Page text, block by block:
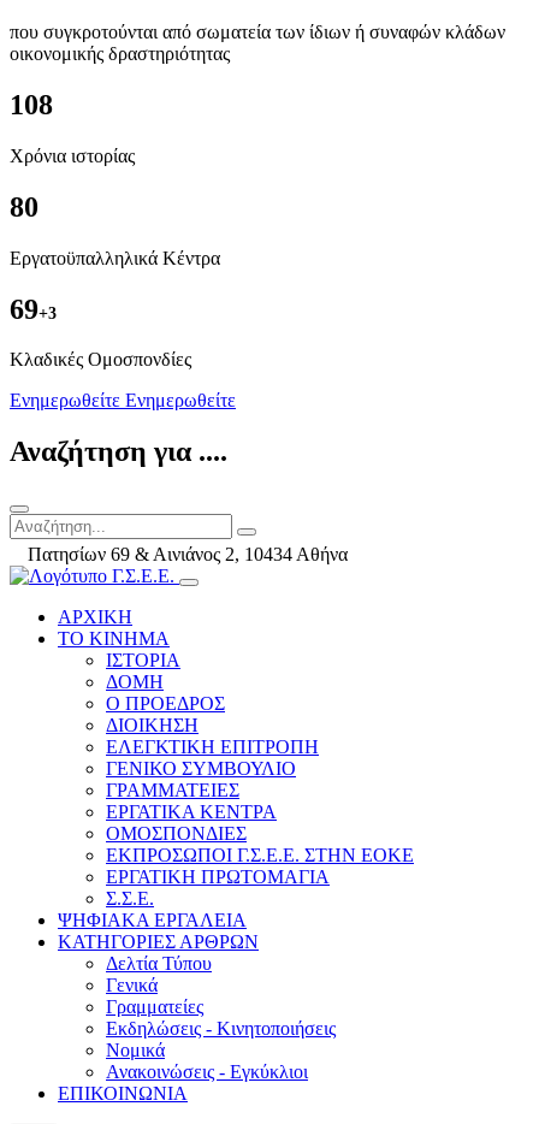
που συγκροτούνται από σωματεία των ίδιων ή συναφών κλάδων
οικονομικής δραστηριότητας
108
Χρόνια ιστορίας
80
Εργατοϋπαλληλικά Κέντρα
69+3
Kλαδικές Ομοσπονδίες
Ενημερωθείτε Ενημερωθείτε
Αναζήτηση για ....
Πατησίων 69 & Αινιάνος 2, 10434 Αθήνα
ΑΡΧΙΚΗ
ΤΟ ΚΙΝΗΜΑ
ΙΣΤΟΡΙΑ
ΔΟΜΗ
Ο ΠΡΟΕΔΡΟΣ
ΔΙΟΙΚΗΣΗ
ΕΛΕΓΚΤΙΚΗ ΕΠΙΤΡΟΠΗ
ΓΕΝΙΚΟ ΣΥΜΒΟΥΛΙΟ
ΓΡΑΜΜΑΤΕΙΕΣ
ΕΡΓΑΤΙΚΑ ΚΕΝΤΡΑ
ΟΜΟΣΠΟΝΔΙΕΣ
ΕΚΠΡΟΣΩΠΟΙ Γ.Σ.Ε.Ε. ΣΤΗΝ ΕΟΚΕ
ΕΡΓΑΤΙΚΗ ΠΡΩΤΟΜΑΓΙΑ
Σ.Σ.Ε.
ΨΗΦΙΑΚΑ ΕΡΓΑΛΕΙΑ
ΚΑΤΗΓΟΡΙΕΣ ΑΡΘΡΩΝ
Δελτία Τύπου
Γενικά
Γραμματείες
Εκδηλώσεις - Κινητοποιήσεις
Νομικά
Ανακοινώσεις - Εγκύκλιοι
ΕΠΙΚΟΙΝΩΝΙΑ